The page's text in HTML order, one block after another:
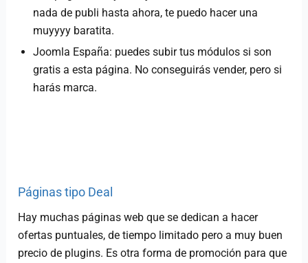
nada de publi hasta ahora, te puedo hacer una
muyyyy baratita.
Joomla España: puedes subir tus módulos si son
gratis a esta página. No conseguirás vender, pero si
harás marca.
Páginas tipo Deal
Hay muchas páginas web que se dedican a hacer
ofertas puntuales, de tiempo limitado pero a muy buen
precio de plugins. Es otra forma de promoción para que